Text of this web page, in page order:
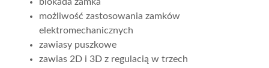
blokada zamka
możliwość zastosowania zamków
elektromechanicznych
zawiasy puszkowe
zawias 2D i 3D z regulacią w trzech